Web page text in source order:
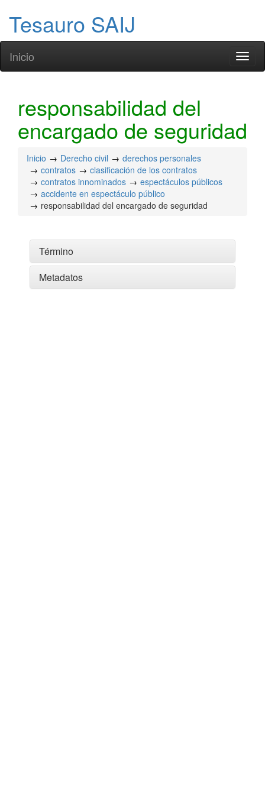
Tesauro SAIJ
Inicio
responsabilidad del
encargado de seguridad
Inicio Derecho civil
derechos personales
contratos
clasificación de los contratos
contratos innominados
espectáculos públicos
accidente en espectáculo público
responsabilidad del encargado de seguridad
Término
Metadatos